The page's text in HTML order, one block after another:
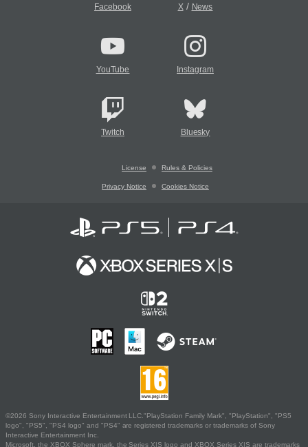
Facebook X/ News
YouTube Instagram
Twitch Bluesky
License Rules & Policies
Privacy Notice Cookies Notice
©2026 Sony Interactive Entertainment LLC."PlayStation Family Mark", "PlayStation", "PS5
logo", "PS5", "PS4 logo" and "PS4" are registered trademarks or trademarks of Sony
Interactive Entertainment Inc.
Microsoft, the XBOX Sphere mark, the Series X|S logo and XBOX Series X|S are trademarks